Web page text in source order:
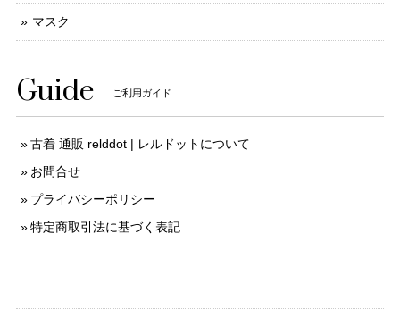
マスク
Guide ご利用ガイド
古着 通販 relddot | レルドットについて
お問合せ
プライバシーポリシー
特定商取引法に基づく表記